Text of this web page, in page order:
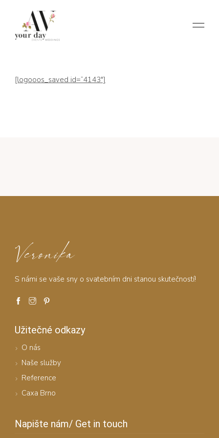
[logooos_saved id=“4143″]
Veronika
S námi se vaše sny o svatebním dni stanou skutečností!
Užitečné odkazy
O nás
Naše služby
Reference
Caxa Brno
Napište nám/ Get in touch